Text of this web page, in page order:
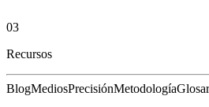
03
Recursos
BlogMediosPrecisiónMetodología